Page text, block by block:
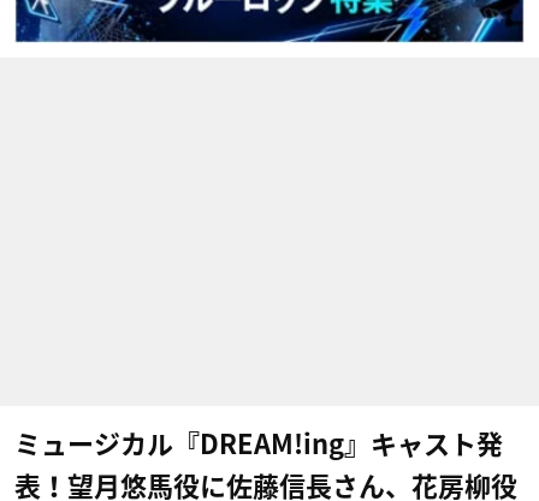
ミュージカル『DREAM!ing』キャスト発
表！望月悠馬役に佐藤信長さん、花房柳役